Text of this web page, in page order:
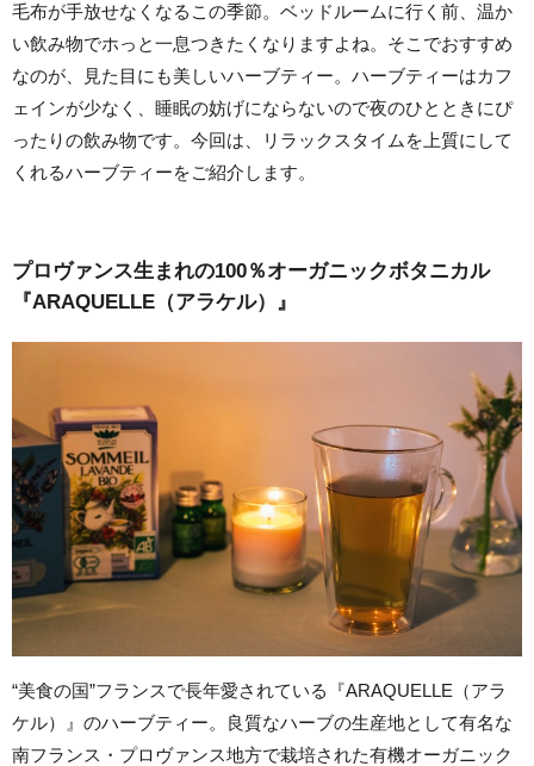
毛布が手放せなくなるこの季節。ベッドルームに行く前、温か
い飲み物でホっと一息つきたくなりますよね。そこでおすすめ
なのが、見た目にも美しいハーブティー。ハーブティーはカフ
ェインが少なく、睡眠の妨げにならないので夜のひとときにぴ
ったりの飲み物です。今回は、リラックスタイムを上質にして
くれるハーブティーをご紹介します。
プロヴァンス生まれの100％オーガニックボタニカル
『ARAQUELLE（アラケル）』
“美食の国”フランスで長年愛されている『ARAQUELLE（アラ
ケル）』のハーブティー。良質なハーブの生産地として有名な
南フランス・プロヴァンス地方で栽培された有機オーガニック